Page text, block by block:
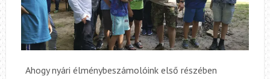
Ahogy nyári élménybeszámolóink első részében